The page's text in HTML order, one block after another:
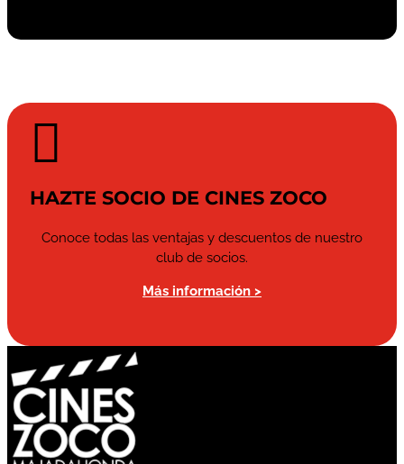

HAZTE SOCIO DE CINES ZOCO
Conoce todas las ventajas y descuentos de nuestro
club de socios.
Más información >